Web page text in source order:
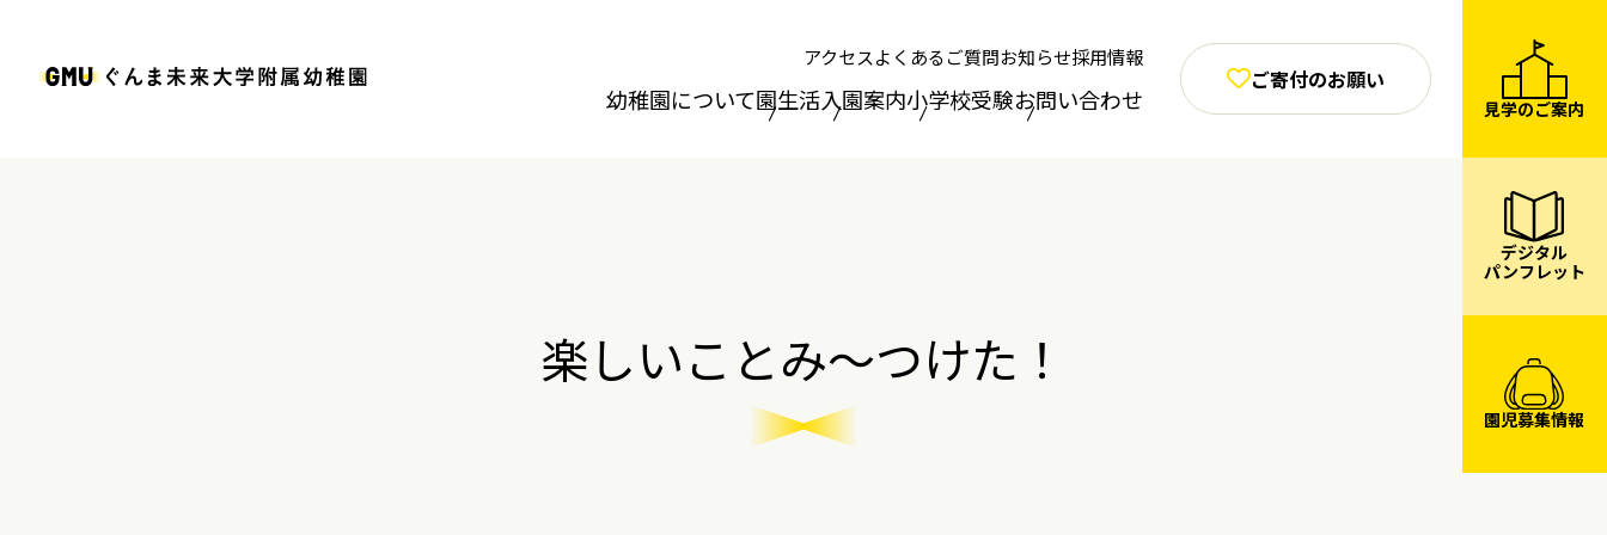
アクセスよくあるご質問お知らせ採用情報
幼稚園について園生活入園案内小学校受験お問い合わせ
ご寄付のお願い
見学のご案内
デジタル
パンフレット
園児募集情報
楽しいことみ～つけた！